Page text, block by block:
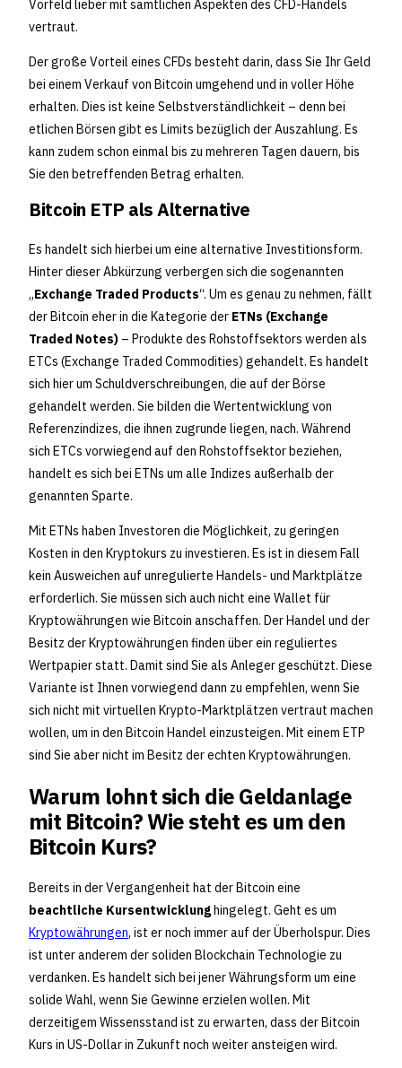
Vorfeld lieber mit sämtlichen Aspekten des CFD-Handels
vertraut.
Der große Vorteil eines CFDs besteht darin, dass Sie Ihr Geld
bei einem Verkauf von Bitcoin umgehend und in voller Höhe
erhalten. Dies ist keine Selbstverständlichkeit – denn bei
etlichen Börsen gibt es Limits bezüglich der Auszahlung. Es
kann zudem schon einmal bis zu mehreren Tagen dauern, bis
Sie den betreffenden Betrag erhalten.
Bitcoin ETP als Alternative
Es handelt sich hierbei um eine alternative Investitionsform.
Hinter dieser Abkürzung verbergen sich die sogenannten
„Exchange Traded Products“. Um es genau zu nehmen, fällt
der Bitcoin eher in die Kategorie der ETNs (Exchange
Traded Notes) – Produkte des Rohstoffsektors werden als
ETCs (Exchange Traded Commodities) gehandelt. Es handelt
sich hier um Schuldverschreibungen, die auf der Börse
gehandelt werden. Sie bilden die Wertentwicklung von
Referenzindizes, die ihnen zugrunde liegen, nach. Während
sich ETCs vorwiegend auf den Rohstoffsektor beziehen,
handelt es sich bei ETNs um alle Indizes außerhalb der
genannten Sparte.
Mit ETNs haben Investoren die Möglichkeit, zu geringen
Kosten in den Kryptokurs zu investieren. Es ist in diesem Fall
kein Ausweichen auf unregulierte Handels- und Marktplätze
erforderlich. Sie müssen sich auch nicht eine Wallet für
Kryptowährungen wie Bitcoin anschaffen. Der Handel und der
Besitz der Kryptowährungen finden über ein reguliertes
Wertpapier statt. Damit sind Sie als Anleger geschützt. Diese
Variante ist Ihnen vorwiegend dann zu empfehlen, wenn Sie
sich nicht mit virtuellen Krypto-Marktplätzen vertraut machen
wollen, um in den Bitcoin Handel einzusteigen. Mit einem ETP
sind Sie aber nicht im Besitz der echten Kryptowährungen.
Warum lohnt sich die Geldanlage
mit Bitcoin? Wie steht es um den
Bitcoin Kurs?
Bereits in der Vergangenheit hat der Bitcoin eine
beachtliche Kursentwicklunghingelegt. Geht es um
Kryptowährungen, ist er noch immer auf der Überholspur. Dies
ist unter anderem der soliden Blockchain Technologie zu
verdanken. Es handelt sich bei jener Währungsform um eine
solide Wahl, wenn Sie Gewinne erzielen wollen. Mit
derzeitigem Wissensstand ist zu erwarten, dass der Bitcoin
Kurs in US-Dollar in Zukunft noch weiter ansteigen wird.